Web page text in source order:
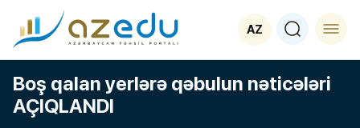
AZ
Boş qalan yerlərə qəbulun nəticələri
AÇIQLANDI